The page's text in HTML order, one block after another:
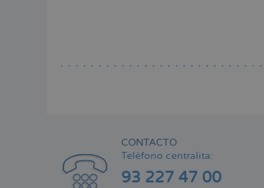
CONTACTO
Teléfono centralita:
93 227 47 00